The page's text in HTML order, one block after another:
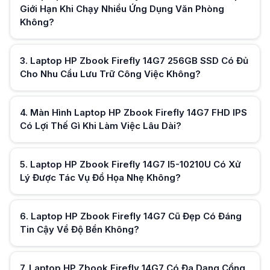
Laptop HP Zbook Firefly 14G7 Có Đa Dạng Cổng Kết Nối Cho Công
Laptop HP Zbook Firefly 14G7 được trang bị Thunderbolt 3, USB-A,
Laptop HP Zbook Firefly 14G7 Có Thích Hợp Làm Máy Chính Cho
Nhờ độ ổn định và thiết kế bền bỉ, Laptop HP Zbook Firefly 14G7
Laptop HP Zbook Firefly 14G7 I5 10210U So Với Các Dòng Core i5 Thế
Hiệu năng Laptop HP Zbook Firefly 14G7 i5 10210U ở mức đủ dùng
Laptop HP Zbook Firefly 14G7 Có Thể Nâng Cấp Phần Cứng Dễ Dàng
Laptop HP Zbook Firefly 14G7 Có Phù Hợp Với Người Làm Kỹ Thuật
Laptop HP Zbook Firefly 14G7 phù hợp với kỹ thuật viên làm việc với
Hữu ích ( 0
Giới Hạn Khi Chạy Nhiều Ứng Dụng Văn Phòng
Không?
Hữu ích (0 )
3. Laptop HP Zbook Firefly 14G7 256GB SSD Có Đủ
Cho Nhu Cầu Lưu Trữ Công Việc Không?
Hữu ích (0)
4. Màn Hình Laptop HP Zbook Firefly 14G7 FHD IPS
Có Lợi Thế Gì Khi Làm Việc Lâu Dài?
Hữu ích ( 0)
5. Laptop HP Zbook Firefly 14G7 I5-10210U Có Xử
Lý Được Tác Vụ Đồ Họa Nhẹ Không?
6. Laptop HP Zbook Firefly 14G7 Cũ Đẹp Có Đáng
Tin Cậy Về Độ Bền Không?